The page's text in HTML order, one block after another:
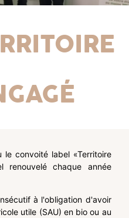
convoité label «Territoire
renouvelé chaque année
à l'obligation d'avoir
utile (SAU) en bio ou au